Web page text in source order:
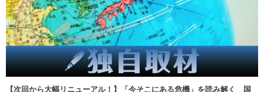
【次回から大幅リニューアル！】「今そこにある危機」を読み解く 国